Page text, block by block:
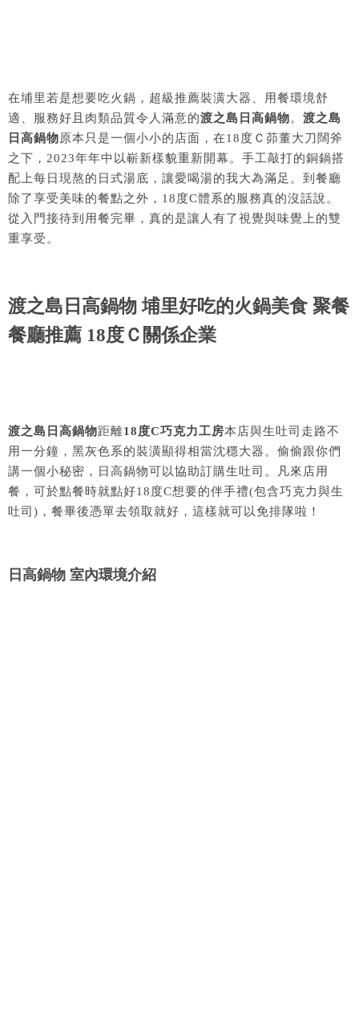
在埔里若是想要吃火鍋，超級推薦裝潢大器、用餐環境舒
適、服務好且肉類品質令人滿意的渡之島日高鍋物。 渡之島
日高鍋物原本只是一個小小的店面，在18度Ｃ茆董大刀闊斧
之下，2023年年中以嶄新樣貌重新開幕。手工敲打的銅鍋搭
配上每日現熬的日式湯底，讓愛喝湯的我大為滿足。到餐廳
除了享受美味的餐點之外，18度C體系的服務真的沒話說。
從入門接待到用餐完畢，真的是讓人有了視覺與味覺上的雙
重享受。
渡之島日高鍋物 埔里好吃的火鍋美食 聚餐
餐廳推薦 18度Ｃ關係企業
渡之島日高鍋物距離18度C巧克力工房本店與生吐司走路不
用一分鐘，黑灰色系的裝潢顯得相當沈穩大器。偷偷跟你們
講一個小秘密，日高鍋物可以協助訂購生吐司。凡來店用
餐，可於點餐時就點好18度C想要的伴手禮(包含巧克力與生
吐司)，餐畢後憑單去領取就好，這樣就可以免排隊啦！
日高鍋物 室內環境介紹